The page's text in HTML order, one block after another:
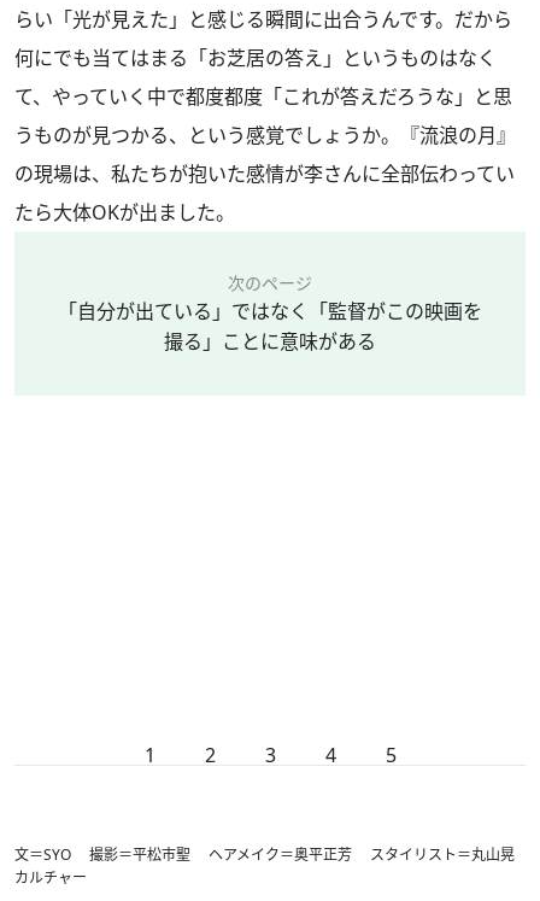
らい「光が見えた」と感じる瞬間に出合うんです。だから
何にでも当てはまる「お芝居の答え」というものはなく
て、やっていく中で都度都度「これが答えだろうな」と思
うものが見つかる、という感覚でしょうか。『流浪の月』
の現場は、私たちが抱いた感情が李さんに全部伝わってい
たら大体OKが出ました。
次のページ
「自分が出ている」ではなく「監督がこの映画を
撮る」ことに意味がある
1 2 3 4 5
文＝SYO 撮影＝平松市聖 ヘアメイク＝奥平正芳 スタイリスト＝丸山晃
カルチャー